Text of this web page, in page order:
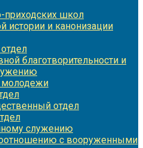
приходских школ
истории и канонизации
благотворительности и
молодежи
отдел
служению
с вооруженными